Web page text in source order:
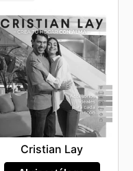
Cristian Lay